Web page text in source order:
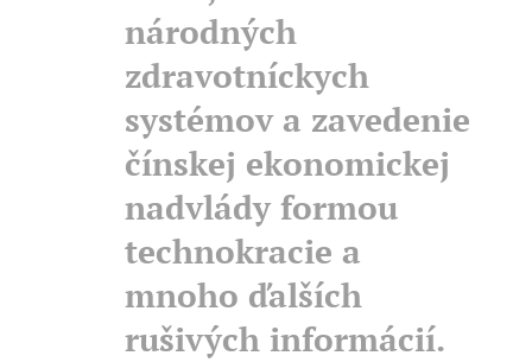
národných
zdravotníckych
systémov a zavedenie
čínskej ekonomickej
nadvlády formou
technokracie a
mnoho ďalších
rušivých informácií.